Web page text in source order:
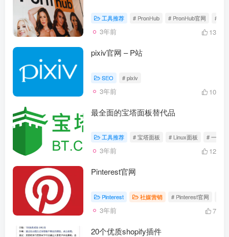
工具推荐 # PronHub # PronHub官网 #
3年前 13
pixiv官网 – P站
SEO # pixiv
3年前 10
最全面的宝塔面板替代品
工具推荐 # 宝塔面板 # Linux面板 # 一键
3年前 12
Pinterest官网
Pinterest 社媒营销 # Pinterest官网
3年前 7
20个优质shopify插件